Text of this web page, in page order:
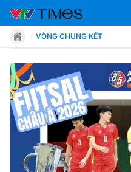
Chuyên mục
Tin tức
Move
VÒNG CHUNG KẾT